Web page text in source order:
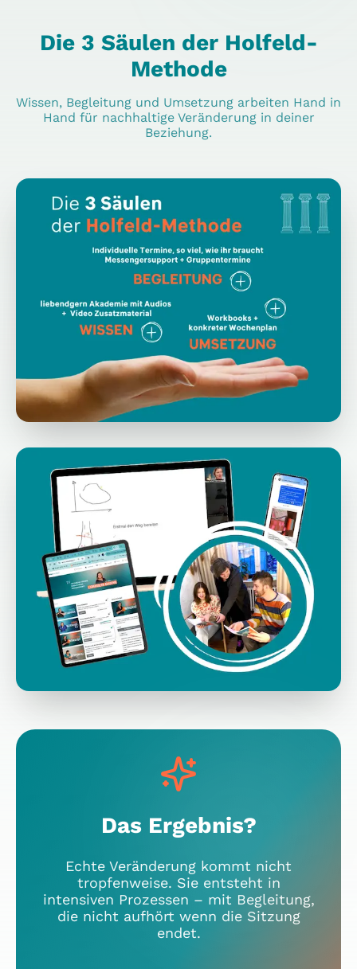
Die 3 Säulen der Holfeld-
Methode
Wissen, Begleitung und Umsetzung arbeiten Hand in
Hand für nachhaltige Veränderung in deiner
Beziehung.
Das Ergebnis?
Echte Veränderung kommt nicht
tropfenweise. Sie entsteht in
intensiven Prozessen – mit Begleitung,
die nicht aufhört wenn die Sitzung
endet.